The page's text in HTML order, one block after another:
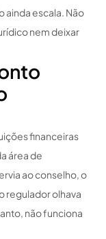
ainda escala. Não
nem deixar
financeiras
área de
ao conselho, o
regulador olhava
não funciona